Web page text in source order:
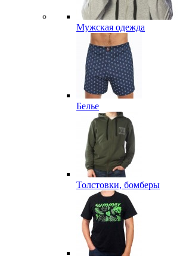
Мужская одежда
Белье
Толстовки, бомберы